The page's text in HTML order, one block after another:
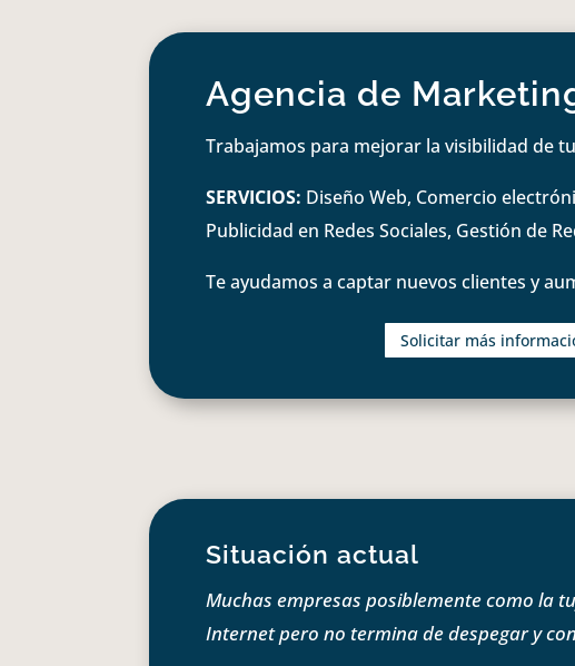
Agencia de
Trabajamos para mejorar la visibilidad de
SERVICIOS: Diseño Web, Comercio
Publicidad en Redes Sociales, Gestión de
Te ayudamos a captar nuevos clientes y
Solicitar más
Situación actual
Muchas empresas posiblemente como la
Internet pero no termina de despegar y